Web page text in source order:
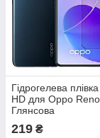
Гідрогелева
HD для Oppo
Глянсова
219 ₴